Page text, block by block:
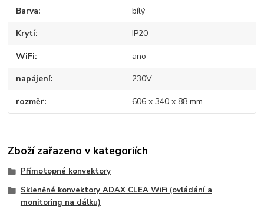
Barva bílý
Krytí IP20
WiFi ano
napájení 230V
rozměr 606 x 340 x 88 mm
Zboží zařazeno v kategoriích
Přímotopné konvektory
Skleněné konvektory ADAX CLEA WiFi (ovládání a
monitoring na dálku)